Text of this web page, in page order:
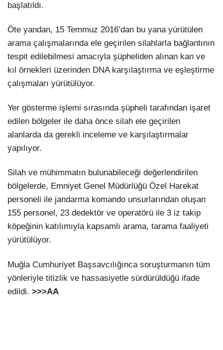
başlatıldı.
Öte yandan, 15 Temmuz 2016’dan bu yana yürütülen
arama çalışmalarında ele geçirilen silahlarla bağlantının
tespit edilebilmesi amacıyla şüpheliden alınan kan ve
kıl örnekleri üzerinden DNA karşılaştırma ve eşleştirme
çalışmaları yürütülüyor.
Yer gösterme işlemi sırasında şüpheli tarafından işaret
edilen bölgeler ile daha önce silah ele geçirilen
alanlarda da gerekli inceleme ve karşılaştırmalar
yapılıyor.
Silah ve mühimmatın bulunabileceği değerlendirilen
bölgelerde, Emniyet Genel Müdürlüğü Özel Harekat
personeli ile jandarma komando unsurlarından oluşan
155 personel, 23 dedektör ve operatörü ile 3 iz takip
köpeğinin katılımıyla kapsamlı arama, tarama faaliyeti
yürütülüyor.
Muğla Cumhuriyet Başsavcılığınca soruşturmanın tüm
yönleriyle titizlik ve hassasiyetle sürdürüldüğü ifade
edildi. >>>AA